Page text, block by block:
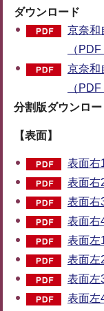
ダウンロード
京奈和
（
京奈和
（
分割版ダウンロー
【表面】
表面右
表面右
表面右
表面右
表面左
表面左
表面左
表面左